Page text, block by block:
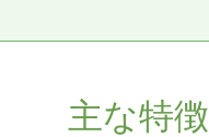
主な特徴